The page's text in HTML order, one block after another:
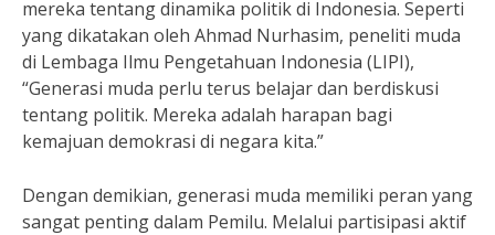
mereka tentang dinamika politik di Indonesia. Seperti
yang dikatakan oleh Ahmad Nurhasim, peneliti muda
di Lembaga Ilmu Pengetahuan Indonesia (LIPI),
“Generasi muda perlu terus belajar dan berdiskusi
tentang politik. Mereka adalah harapan bagi
kemajuan demokrasi di negara kita.”
Dengan demikian, generasi muda memiliki peran yang
sangat penting dalam Pemilu. Melalui partisipasi aktif